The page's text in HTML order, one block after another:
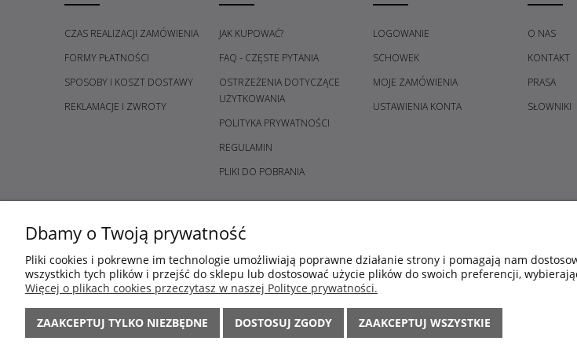
CZAS REALIZACJI ZAMÓWIENIA
FORMY PŁATNOŚCI
SPOSOBY I KOSZT DOSTAWY
REKLAMACJE I ZWROTY
JAK KUPOWAĆ?
FAQ - CZĘSTE PYTANIA
OSTRZEŻENIA DOTYCZĄCE
UŻYTKOWANIA
POLITYKA PRYWATNOŚCI
REGULAMIN
PLIKI DO POBRANIA
LOGOWANIE
SCHOWEK
MOJE ZAMÓWIENIA
USTAWIENIA KONTA
O NAS
KONTAKT
PRASA
SŁOWNIKI
Dbamy o Twoją prywatność
Pliki cookies i pokrewne im technologie umożliwiają poprawne działanie strony i pomagają nam
wszystkich tych plików i przejść do sklepu lub dostosować użycie plików do swoich preferencji,
Więcej o plikach cookies przeczytasz w naszej Polityce prywatności.
ZAAKCEPTUJ TYLKO NIEZBĘDNE DOSTOSUJ ZGODY ZAAKCEPTUJ WSZYSTKIE